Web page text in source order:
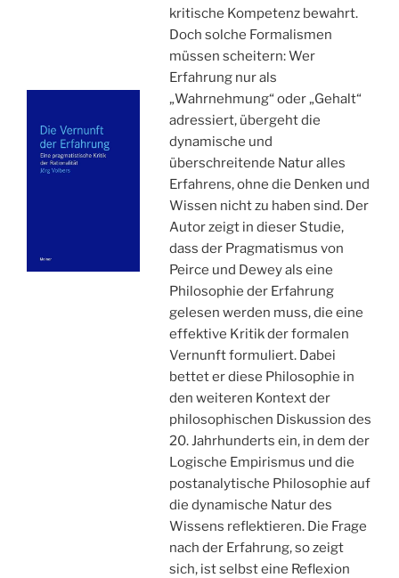
kritische Kompetenz bewahrt.
Doch solche Formalismen
müssen scheitern: Wer
Erfahrung nur als
„Wahrnehmung“ oder „Gehalt“
adressiert, übergeht die
dynamische und
überschreitende Natur alles
Erfahrens, ohne die Denken und
Wissen nicht zu haben sind. Der
Autor zeigt in dieser Studie,
dass der Pragmatismus von
Peirce und Dewey als eine
Philosophie der Erfahrung
gelesen werden muss, die eine
effektive Kritik der formalen
Vernunft formuliert. Dabei
bettet er diese Philosophie in
den weiteren Kontext der
philosophischen Diskussion des
20. Jahrhunderts ein, in dem der
Logische Empirismus und die
postanalytische Philosophie auf
die dynamische Natur des
Wissens reflektieren. Die Frage
nach der Erfahrung, so zeigt
sich, ist selbst eine Reflexion